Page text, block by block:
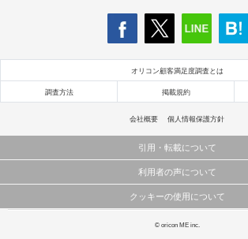
オリコン顧客満足度調査とは
調査方法 掲載規約
会社概要 個人情報保護方針
引用・転載について
当サイトで公開されている情報（文字、写真、イラスト、画像デー
これらの情報を権利者の許可なく無断転載・複製などの二次利用を
利用者の声について
当サイトに掲載している内容はすべてサービスの利用者が提出され
弊社の見解・ 意見ではないことをご理解いただいた上でご覧くださ
クッキーの使用について
このサイトでは Cookie を使用して、ユーザーに合わせたコンテン
© oricon ME inc.